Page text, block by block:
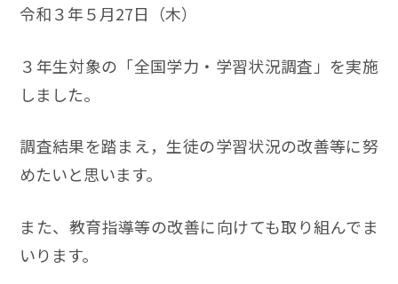
令和３年５月27日（木）
３年生対象の「全国学力・学習状況調査」を実施
しました。
調査結果を踏まえ，生徒の学習状況の改善等に努
めたいと思います。
また、教育指導等の改善に向けても取り組んでま
いります。